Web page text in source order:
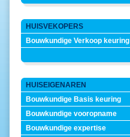
HUISVEKOPERS
Bouwkundige Verkoop keuring
HUISEIGENAREN
Bouwkundige Basis keuring
Bouwkundige vooropname
Bouwkundige expertise